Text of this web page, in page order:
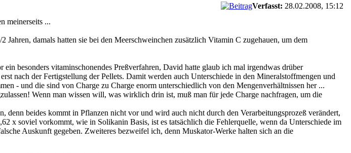
Verfasst: 28.02.2008, 15:12
meinerseits ...
damals hatten sie bei den Meerschweinchen zusätzlich Vitamin C zugehauen, um dem
besonders vitaminschonendes Preßverfahren, David hatte glaub ich mal irgendwas drüber
nach der Fertigstellung der Pellets. Damit werden auch Unterschiede in den Mineralstoffmengen und
- und die sind von Charge zu Charge enorm unterschiedlich von den Mengenverhältnissen her ...
Wenn man wissen will, was wirklich drin ist, muß man für jede Charge nachfragen, um die
beides kommt in Pflanzen nicht vor und wird auch nicht durch den Verarbeitungsprozeß verändert,
x soviel vorkommt, wie in Solikanin Basis, ist es tatsächlich die Fehlerquelle, wenn da Unterschiede im
Auskunft gegeben. Zweiteres bezweifel ich, denn Muskator-Werke halten sich an die